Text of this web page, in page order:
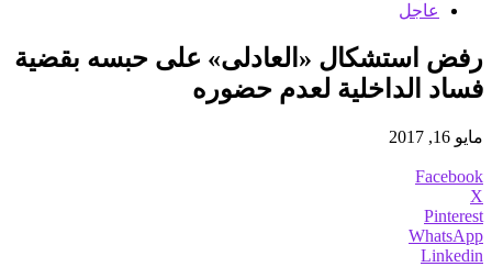
عاجل
رفض استشكال «العادلى» على حبسه بقضية
فساد الداخلية لعدم حضوره
مايو 16, 2017
Facebook
X
Pinterest
WhatsApp
Linkedin